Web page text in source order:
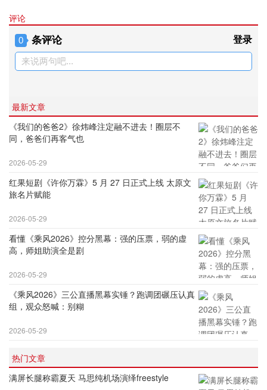
评论
0 条评论 登录
来说两句吧...
最新文章
《我们的爸爸2》徐炜峰注定融不进去！圈层不
同，爸爸们再客气也
2026-05-29
红果短剧《许你万霖》5 月 27 日正式上线 太原文
旅名片赋能
2026-05-29
看懂《乘风2026》控分黑幕：强的压票，弱的虚
高，师姐助演全是剧
2026-05-29
《乘风2026》三公直播黑幕实锤？跑调团碾压认真
组，观众怒喊：别糊
2026-05-29
热门文章
满屏长腿称霸夏天 马思纯机场演绎freestyle